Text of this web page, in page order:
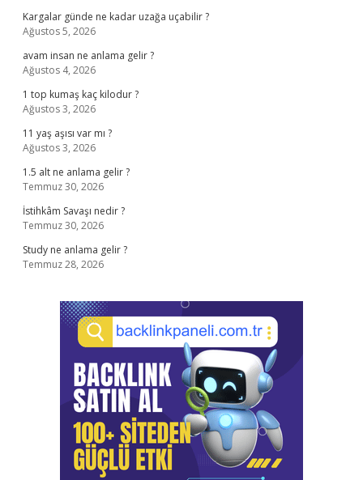
Kargalar günde ne kadar uzağa uçabilir ?
Ağustos 5, 2026
avam insan ne anlama gelir ?
Ağustos 4, 2026
1 top kumaş kaç kilodur ?
Ağustos 3, 2026
11 yaş aşısı var mı ?
Ağustos 3, 2026
1.5 alt ne anlama gelir ?
Temmuz 30, 2026
İstihkâm Savaşı nedir ?
Temmuz 30, 2026
Study ne anlama gelir ?
Temmuz 28, 2026